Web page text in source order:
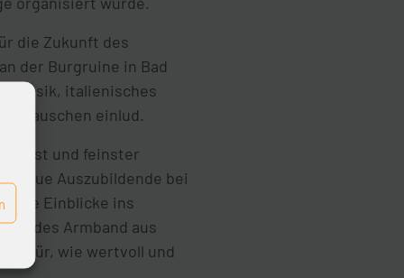
die Zukunft des
der Burgruine in Bad
Musik, italienisches
einlud.
und feinster
neue Auszubildende bei
Einblicke ins
jedes Armband aus
dafür, wie wertvoll und